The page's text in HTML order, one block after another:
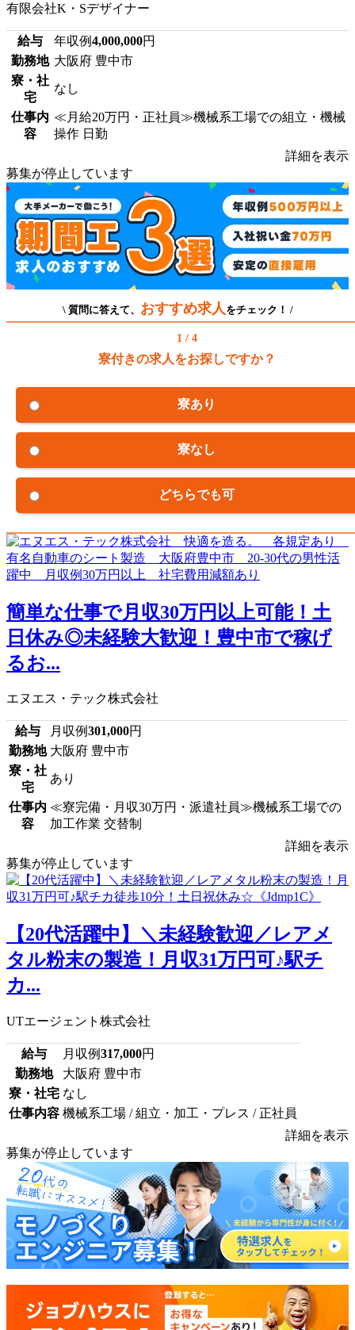
有限会社K・Sデザイナー
給与 年収例4,000,000円
勤務地 大阪府 豊中市
寮・社
宅
なし
仕事内
容
≪月給20万円・正社員≫機械系工場での組立・機械
操作 日勤
詳細を表示
募集が停止しています
\ 質問に答えて、 おすすめ求人 をチェック！ /
1 / 4
寮付きの求人をお探しですか？
寮あり
寮なし
どちらでも可
簡単な仕事で月収30万円以上可能！土
日休み◎未経験大歓迎！豊中市で稼げ
るお...
エヌエス・テック株式会社
給与 月収例301,000円
勤務地 大阪府 豊中市
寮・社
宅
あり
仕事内
容
≪寮完備・月収30万円・派遣社員≫機械系工場での
加工作業 交替制
詳細を表示
募集が停止しています
【20代活躍中】＼未経験歓迎／レアメ
タル粉末の製造！月収31万円可♪駅チ
カ...
UTエージェント株式会社
給与 月収例317,000円
勤務地
大阪府 豊中市
寮・社宅 なし
仕事内容 機械系工場 / 組立・加工・プレス / 正社員
詳細を表示
募集が停止しています